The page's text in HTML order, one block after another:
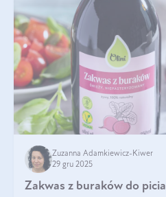
Zuzanna Adamkiewicz-Kiwer
29 gru 2025
Zakwas z buraków do picia